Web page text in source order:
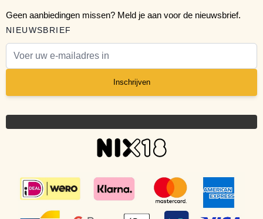
Geen aanbiedingen missen? Meld je aan voor de nieuwsbrief.
NIEUWSBRIEF
Inschrijven